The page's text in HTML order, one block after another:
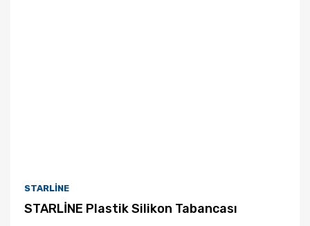
STARLİNE
STARLİNE Plastik Silikon Tabancası